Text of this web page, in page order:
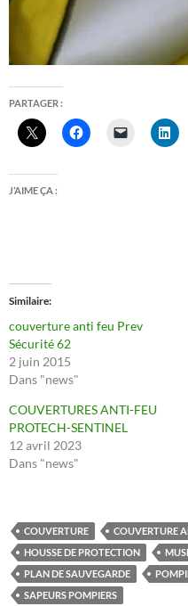
PARTAGER :
J’AIME ÇA :
Similaire
couverture anti feu Prev
Sécurité 62
2 juin 2015
Dans "news"
COUVERTURES ANTI-FEU
PROTECH-SENTINEL
12 avril 2023
Dans "news"
COUVERTURE COUVERTURE
HOUSSE DE PROTECTION
PLAN DE SAUVEGARDE
SAPEURS POMPIERS